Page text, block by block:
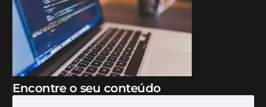
Encontre o seu conteúdo